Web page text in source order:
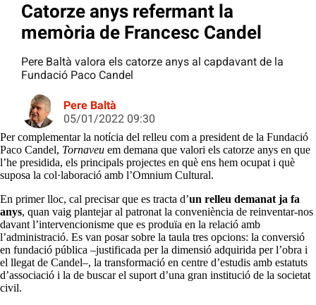
Catorze anys refermant la
memòria de Francesc Candel
Pere Baltà valora els catorze anys al capdavant de la
Fundació Paco Candel
Pere Baltà
05/01/2022 09:30
Per complementar la notícia del relleu com a president de la Fundació
Paco Candel, Tornaveu em demana que valori els catorze anys en que
l’he presidida, els principals projectes en què ens hem ocupat i què
suposa la col·laboració amb l’Omnium Cultural.
En primer lloc, cal precisar que es tracta d’un relleu demanat ja fa
anys, quan vaig plantejar al patronat la conveniència de reinventar-nos
davant l’intervencionisme que es produïa en la relació amb
l’administració. Es van posar sobre la taula tres opcions: la conversió
en fundació pública –justificada per la dimensió adquirida per l’obra i
el llegat de Candel–, la transformació en centre d’estudis amb estatuts
d’associació i la de buscar el suport d’una gran institució de la societat
civil.